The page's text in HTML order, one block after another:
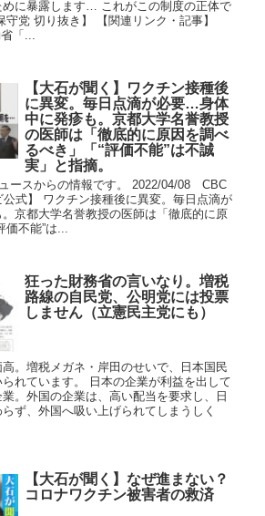
に暴露します… これがこの制度の正体で
党 切り抜き】 【関連リンク・記事】
「...
【大石が聞く】ワクチン接種後
に異変。毎日点滴が必要…身体
中に発疹も。京都大学名誉教授
の医師は「徹底的に原因を調べ
るべき」「“評価不能”は不誠
実」と指摘。
ースからの情報です。 2022/04/08 CBC
式】 ワクチン接種後に異変。毎日点滴が
京都大学名誉教授の医師は「徹底的に原
価不能”は...
狂った財務省の言いなり。増税
路線の自民党、公明党には投票
しません（立憲民主党にも）
。増税メガネ・岸田のせいで、日本国民
れています。 日本の企業が利益を出して
。外国の企業は、高い配当を要求し、日
ず、外国へ吸い上げられてしまうしく
【大石が聞く】なぜ進まない？
コロナワクチン被害者の救済